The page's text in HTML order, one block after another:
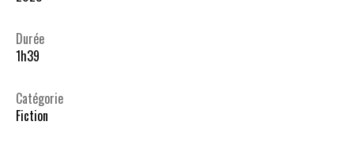
Durée
1h39
Catégorie
Fiction